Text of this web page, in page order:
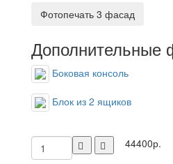
Фотопечать 3 фасад
Дополнительные
Боковая консоль
Блок из 2 ящиков
44400р.